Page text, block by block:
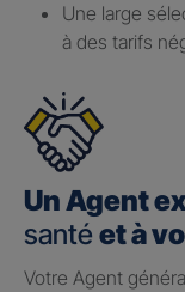
Une large
à des tarifs
Un Agent
santé et à
Votre Agent